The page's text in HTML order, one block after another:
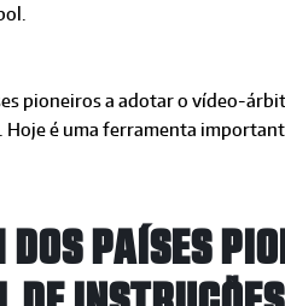
pioneiros a adotar o vídeo-
Hoje é uma ferramenta
PAÍSES